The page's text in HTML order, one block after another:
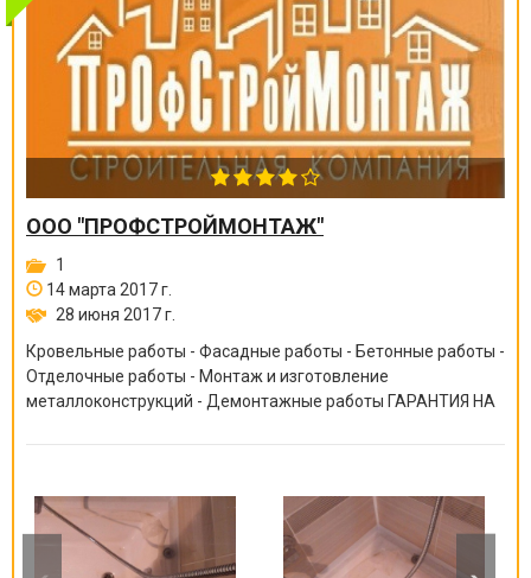
ООО "ПРОФСТРОЙМОНТАЖ"
1
14 марта 2017 г.
28 июня 2017 г.
Кровельные работы - Фасадные работы - Бетонные работы -
Отделочные работы - Монтаж и изготовление
металлоконструкций - Демонтажные работы ГАРАНТИЯ НА